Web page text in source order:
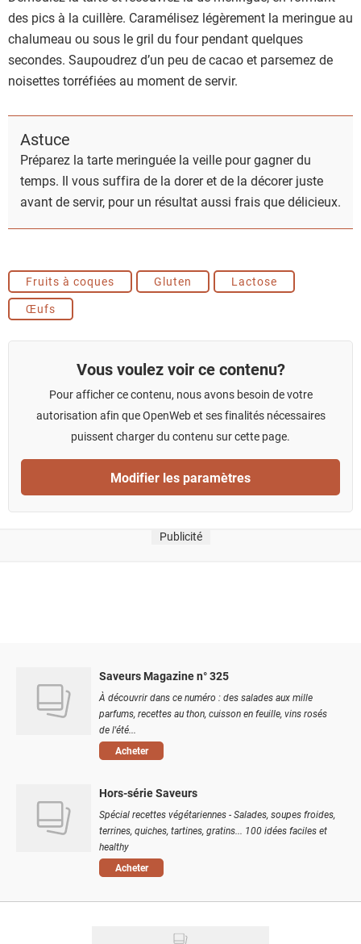
des pics à la cuillère. Caramélisez légèrement la meringue au
chalumeau ou sous le gril du four pendant quelques
secondes. Saupoudrez d’un peu de cacao et parsemez de
noisettes torréfiées au moment de servir.
Astuce
Préparez la tarte meringuée la veille pour gagner du
temps. Il vous suffira de la dorer et de la décorer juste
avant de servir, pour un résultat aussi frais que délicieux.
Fruits à coques Gluten
Lactose
Œufs
Vous voulez voir ce contenu?
Pour afficher ce contenu, nous avons besoin de votre
autorisation afin que OpenWeb et ses finalités nécessaires
puissent charger du contenu sur cette page.
Modifier les paramètres
Publicité
Saveurs Magazine n° 325
À découvrir dans ce numéro : des salades aux mille
parfums, recettes au thon, cuisson en feuille, vins rosés
de l'été...
Acheter
Hors-série Saveurs
Spécial recettes végétariennes - Salades, soupes froides,
terrines, quiches, tartines, gratins... 100 idées faciles et
healthy
Acheter